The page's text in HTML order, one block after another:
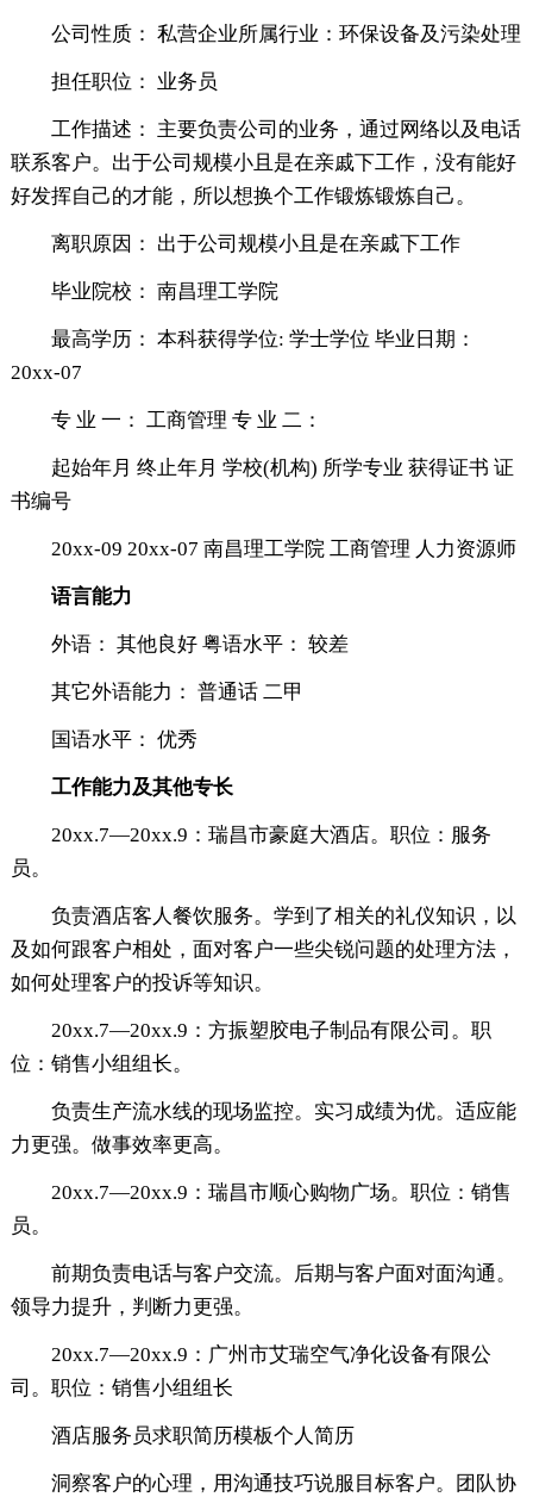
公司性质： 私营企业所属行业：环保设备及污染处理
担任职位： 业务员
工作描述： 主要负责公司的业务，通过网络以及电话
联系客户。出于公司规模小且是在亲戚下工作，没有能好
好发挥自己的才能，所以想换个工作锻炼锻炼自己。
离职原因： 出于公司规模小且是在亲戚下工作
毕业院校： 南昌理工学院
最高学历： 本科获得学位: 学士学位 毕业日期：
20xx-07
专 业 一： 工商管理 专 业 二：
起始年月 终止年月 学校(机构) 所学专业 获得证书 证
书编号
20xx-09 20xx-07 南昌理工学院 工商管理 人力资源师
语言能力
外语： 其他良好 粤语水平： 较差
其它外语能力： 普通话 二甲
国语水平： 优秀
工作能力及其他专长
20xx.7―20xx.9：瑞昌市豪庭大酒店。职位：服务
员。
负责酒店客人餐饮服务。学到了相关的礼仪知识，以
及如何跟客户相处，面对客户一些尖锐问题的处理方法，
如何处理客户的投诉等知识。
20xx.7―20xx.9：方振塑胶电子制品有限公司。职
位：销售小组组长。
负责生产流水线的现场监控。实习成绩为优。适应能
力更强。做事效率更高。
20xx.7―20xx.9：瑞昌市顺心购物广场。职位：销售
员。
前期负责电话与客户交流。后期与客户面对面沟通。
领导力提升，判断力更强。
20xx.7―20xx.9：广州市艾瑞空气净化设备有限公
司。职位：销售小组组长
酒店服务员求职简历模板个人简历
洞察客户的心理，用沟通技巧说服目标客户。团队协